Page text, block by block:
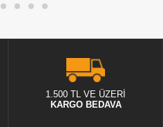
1.500 TL VE ÜZERİ
KARGO BEDAVA